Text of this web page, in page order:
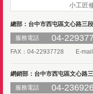
小工匠
總部：台中市西屯區文心路三
服務電話
04-
FAX：04-22937728 E-mail
網銷部：台中市西屯區文心路
服務電話
04-